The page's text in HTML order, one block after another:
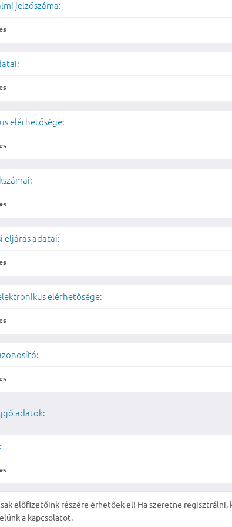
jelzőszáma:
elérhetősége:
eljárás adatai:
elérhetősége:
adatok:
előfizetőink részére érhetőek el! Ha szeretne regisztrálni,
a kapcsolatot.